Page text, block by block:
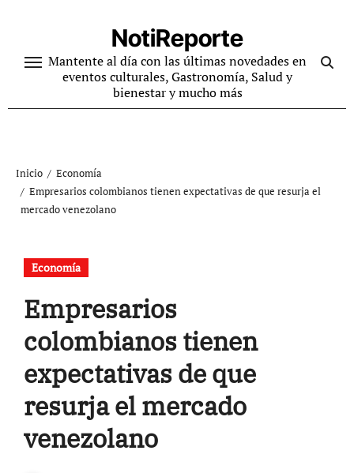
contenido
NotiReporte
Mantente al día con las últimas novedades en
eventos culturales, Gastronomía, Salud y
bienestar y mucho más
Inicio
Economía
Empresarios colombianos tienen expectativas de que resurja el
mercado venezolano
Economía
Empresarios
colombianos tienen
expectativas de que
resurja el mercado
venezolano